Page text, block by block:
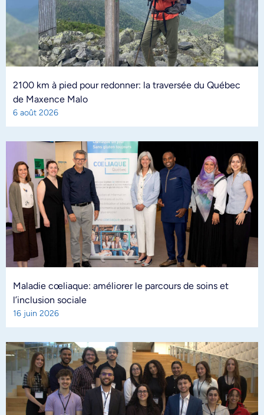
2100 km à pied pour redonner: la traversée du Québec
de Maxence Malo
6 août 2026
Maladie cœliaque: améliorer le parcours de soins et
l’inclusion sociale
16 juin 2026